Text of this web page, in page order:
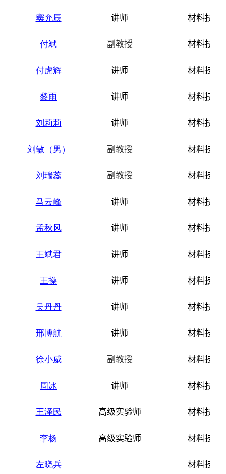
窦允辰 讲师 材料技术
付斌 副教授 材料技术
付虎辉 讲师 材料技术
黎雨 讲师 材料技术
刘莉莉 讲师 材料技术
刘敏（男） 副教授 材料技术
刘瑞蕊 副教授 材料技术
马云峰 讲师 材料技术
孟秋风 讲师 材料技术
王斌君 讲师 材料技术
王操 讲师 材料技术
吴丹丹 讲师 材料技术
邢博航 讲师 材料技术
徐小威 副教授 材料技术
周冰 讲师 材料技术
王泽民 高级实验师 材料技术
李杨 高级实验师 材料技术
左晓兵 材料技术